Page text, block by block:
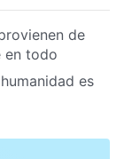
de
en todo
es